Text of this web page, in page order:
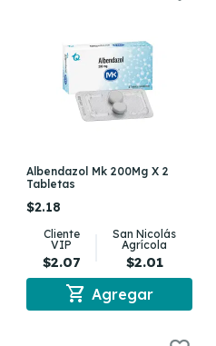
Albendazol Mk 200Mg X 2
Tabletas
$2.18
Cliente
VIP
$2.07
San Nicolás
Agrícola
$2.01
shopping_cart Agregar